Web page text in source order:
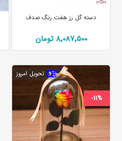
دسته گل رز هفت رنگ صدف
8٬087٬500 تومان
تحویل امروز
-11%